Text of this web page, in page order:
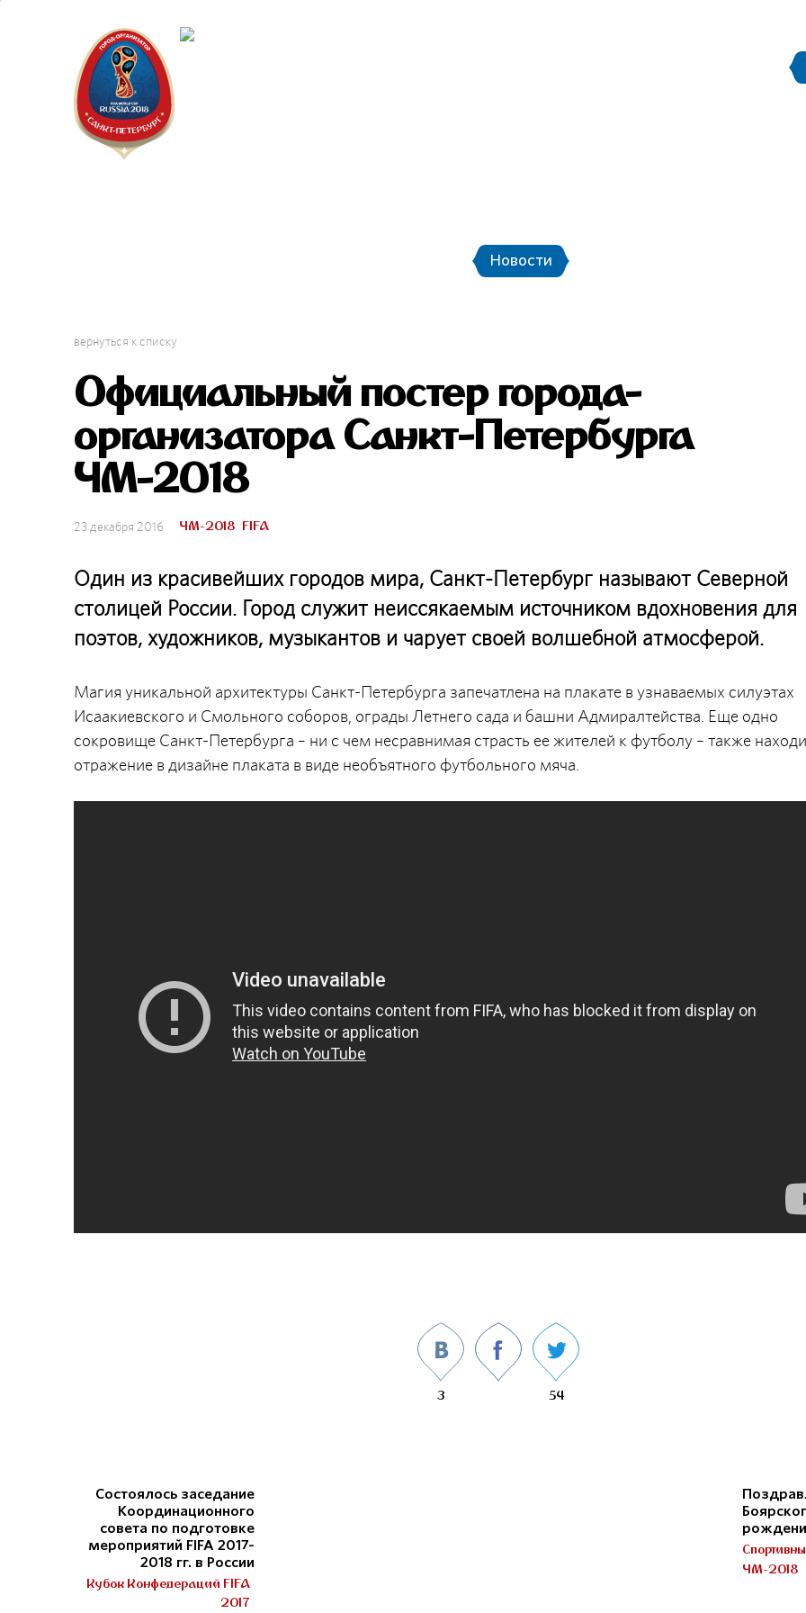
Новости
вернуться к списку
Официальный постер города-
организатора Санкт-Петербурга
ЧМ-2018
23 декабря 2016 ЧМ-2018 FIFA
Один из красивейших городов мира, Санкт-Петербург называют Северной
столицей России. Город служит неиссякаемым источником вдохновения для
поэтов, художников, музыкантов и чарует своей волшебной атмосферой.
Магия уникальной архитектуры Санкт-Петербурга запечатлена на плакате в узнаваемых силуэтах
Исаакиевского и Смольного соборов, ограды Летнего сада и башни Адмиралтейства. Еще одно
сокровище Санкт-Петербурга – ни с чем несравнимая страсть ее жителей к футболу – также
отражение в дизайне плаката в виде необъятного футбольного мяча.
3 54
Состоялось заседание
Координационного
совета по подготовке
мероприятий FIFA 2017-
2018 гг. в России
Кубок Конфедераций FIFA
2017
ЧМ-2018